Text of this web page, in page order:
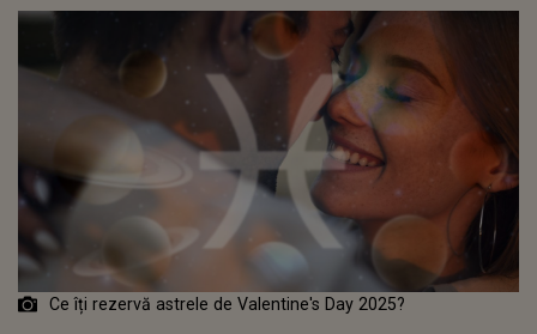
Ce îți rezervă astrele de Valentine's Day 2025?